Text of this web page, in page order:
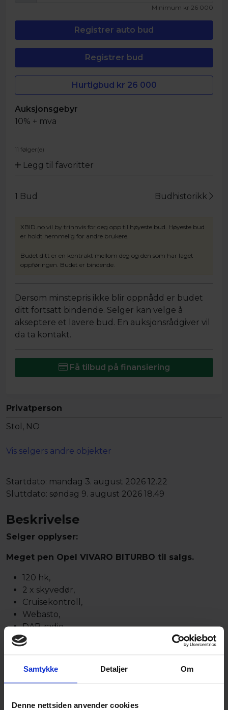
Samtykke Detaljer Om
Denne nettsiden anvender cookies
Minimum kr 26 000
Hurtigbud kr 26 000
Auksjonsgebyr
10% + mva
11 følger(e)
Legg til favoritter
Budhistorikk
1 Bud
XBID.no vil by trinnvis for deg opp til høyeste bud. Høyeste bud
er holdt hemmelig for andre brukere.
Budet ditt er en kontrakt mellom deg og den som har laget
oppføringen. Budet er bindende.
Dersom minstepris ikke blir oppnådd er budet
ditt fortsatt bindende. Selger kan velge å
akseptere et lavere bud. En auksjonsrådgiver vil
da ta kontakt.
Få tilbud på finansiering
Privatperson
Stol, NO
Vis selgers andre objekter
Startdato: mandag 3. august 2026 12.22
Sluttdato: søndag 9. august 2026 18.49
Beskrivelse
Selger opplyser:
Meget pen Opel VIVARO BITURBO til salgs.
120 hk,
2 x skyvedør,
Cruisekontroll,
Webasto,
DAB-radio,
Bra helårsdekk på alufelger,
Sprek og meget kompakt, ikke rust.